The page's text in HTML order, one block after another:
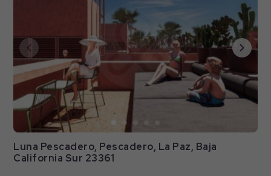
Luna Pescadero, Pescadero, La Paz, Baja
California Sur 23361